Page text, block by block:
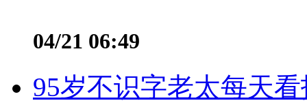
04/21 06:49
95岁不识字老太每天